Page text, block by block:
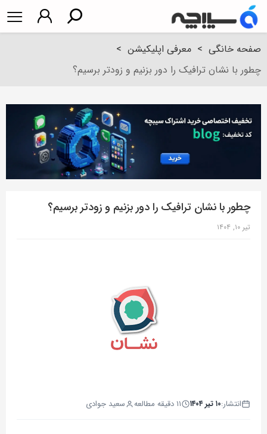
صفحه خانگی > معرفی اپلیکیشن >
چطور با نشان ترافیک را دور بزنیم و زودتر برسیم؟
چطور با نشان ترافیک را دور بزنیم و زودتر برسیم؟
تیر ۱۰, ۱۴۰۴
انتشار:۱۰ تیر ۱۴۰۴ ۱۱ دقیقه مطالعه سعید جوادی